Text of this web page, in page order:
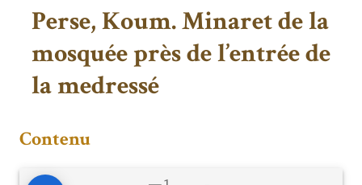
Perse, Koum. Minaret de la
mosquée près de l’entrée de
la medressé
Contenu